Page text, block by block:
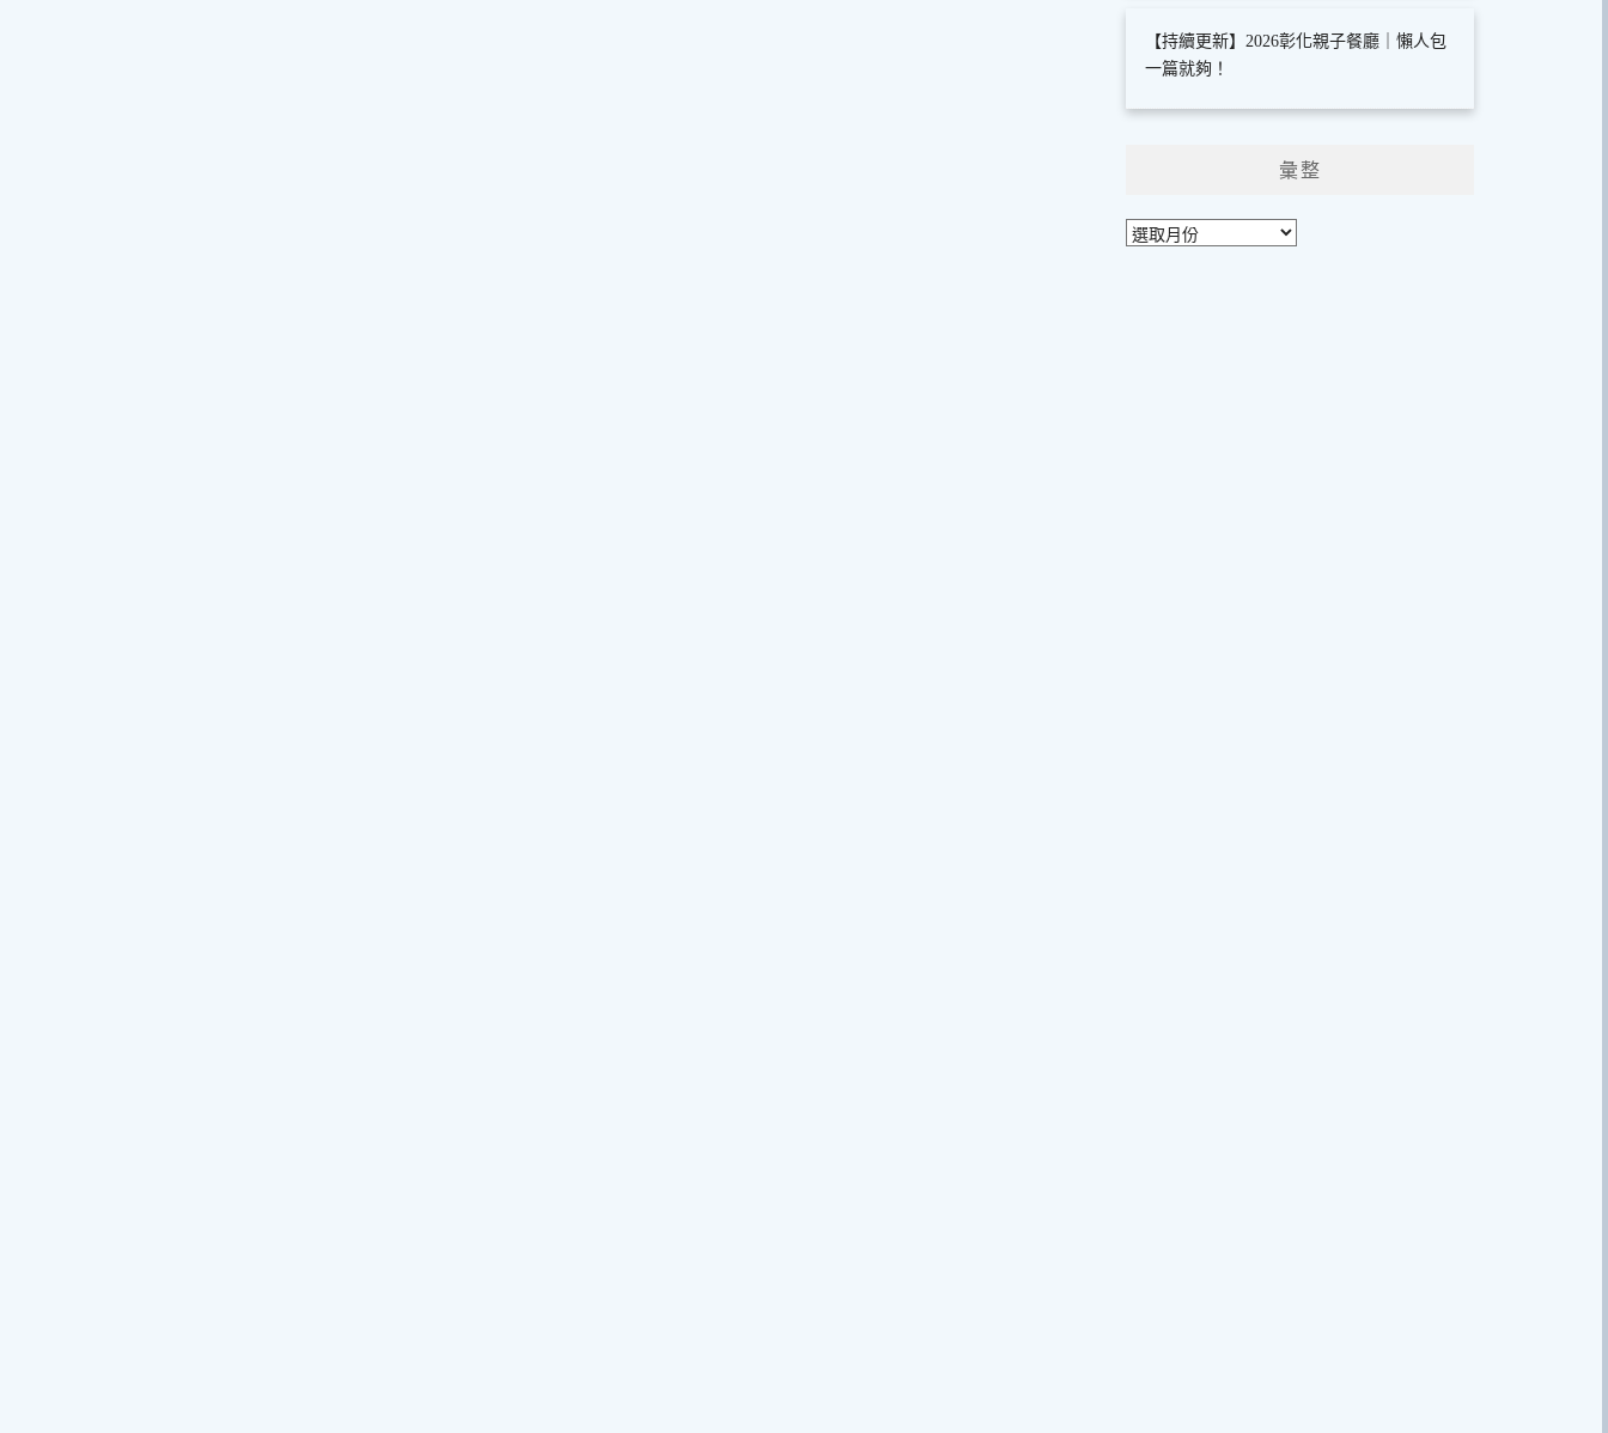
【持續更新】2026彰化親子餐廳｜懶人包
一篇就夠！
彙整
彙